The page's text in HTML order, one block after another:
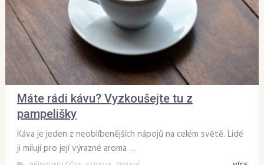
Máte rádi kávu? Vyzkoušejte tu z
pampelišky
Káva je jeden z neoblíbenějších nápojů na celém světě. Lidé
ji milují pro její výrazné aroma …